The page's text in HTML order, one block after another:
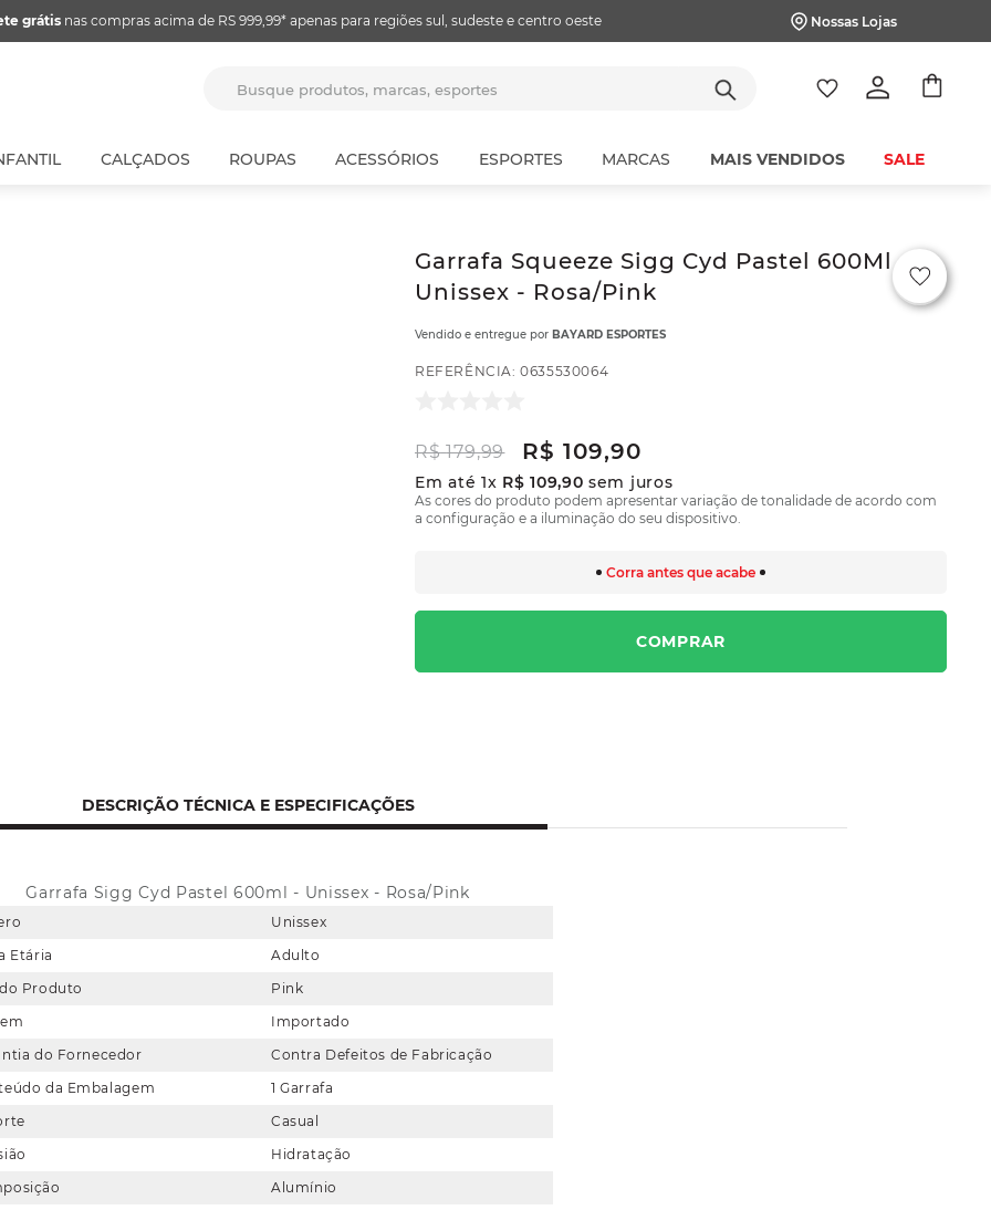
grátisnas compras acima de RS 999,99* apenas para regiões sul, sudeste e centro oeste Nossas Lojas
CALÇADOS ROUPAS ACESSÓRIOS ESPORTES MARCAS MAIS VENDIDOS SALE
Garrafa Squeeze Sigg Cyd Pastel 600Ml
Unissex - Rosa/Pink
Vendido e entregue por BAYARD ESPORTES
REFERÊNCIA:0635530064
R$ 179,99 R$ 109,90
Em até 1x R$ 109,90 sem juros
As cores do produto podem apresentar variação de tonalidade de acordo com
a configuração e a iluminação do seu dispositivo.
Corra antes que acabe
COMPRAR
DESCRIÇÃO TÉCNICA E ESPECIFICAÇÕES
Garrafa Sigg Cyd Pastel 600ml - Unissex - Rosa/Pink
Unissex
Etária
Adulto
Produto
Pink
Importado
do Fornecedor
Contra Defeitos de Fabricação
da Embalagem
1 Garrafa
Casual
Hidratação
Alumínio